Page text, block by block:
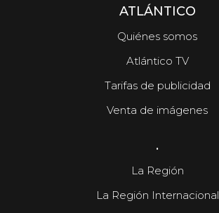
ATLÁNTICO
Quiénes somos
Atlántico TV
Tarifas de publicidad
Venta de imágenes
.
La Región
La Región Internacional